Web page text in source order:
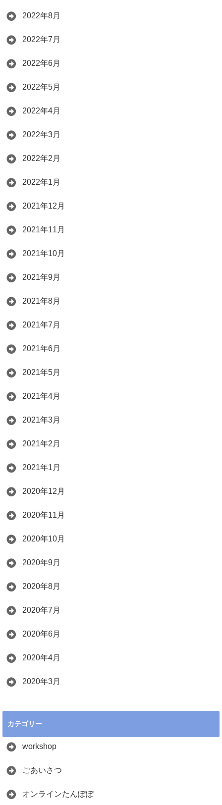
2022年8月
2022年7月
2022年6月
2022年5月
2022年4月
2022年3月
2022年2月
2022年1月
2021年12月
2021年11月
2021年10月
2021年9月
2021年8月
2021年7月
2021年6月
2021年5月
2021年4月
2021年3月
2021年2月
2021年1月
2020年12月
2020年11月
2020年10月
2020年9月
2020年8月
2020年7月
2020年6月
2020年4月
2020年3月
カテゴリー
workshop
ごあいさつ
オンラインたんぽぽ